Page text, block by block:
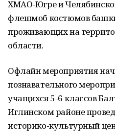
ХМАО-Югре и
флешмоб костюмов
проживающих на
области.
Офлайн мероприятия
познавательного
учащихся 5-6 классов
Иглинском районе
историко-культурный